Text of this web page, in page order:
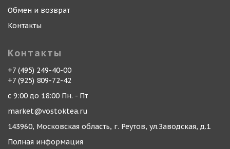
Обмен и возврат
Контакты
Контакты
+7 (495) 249-40-00
+7 (925) 809-72-42
с 9:00 до 18:00 Пн. - Пт
market@vostoktea.ru
143960, Московская область, г. Реутов, ул.Заводская, д.1
Полная информация